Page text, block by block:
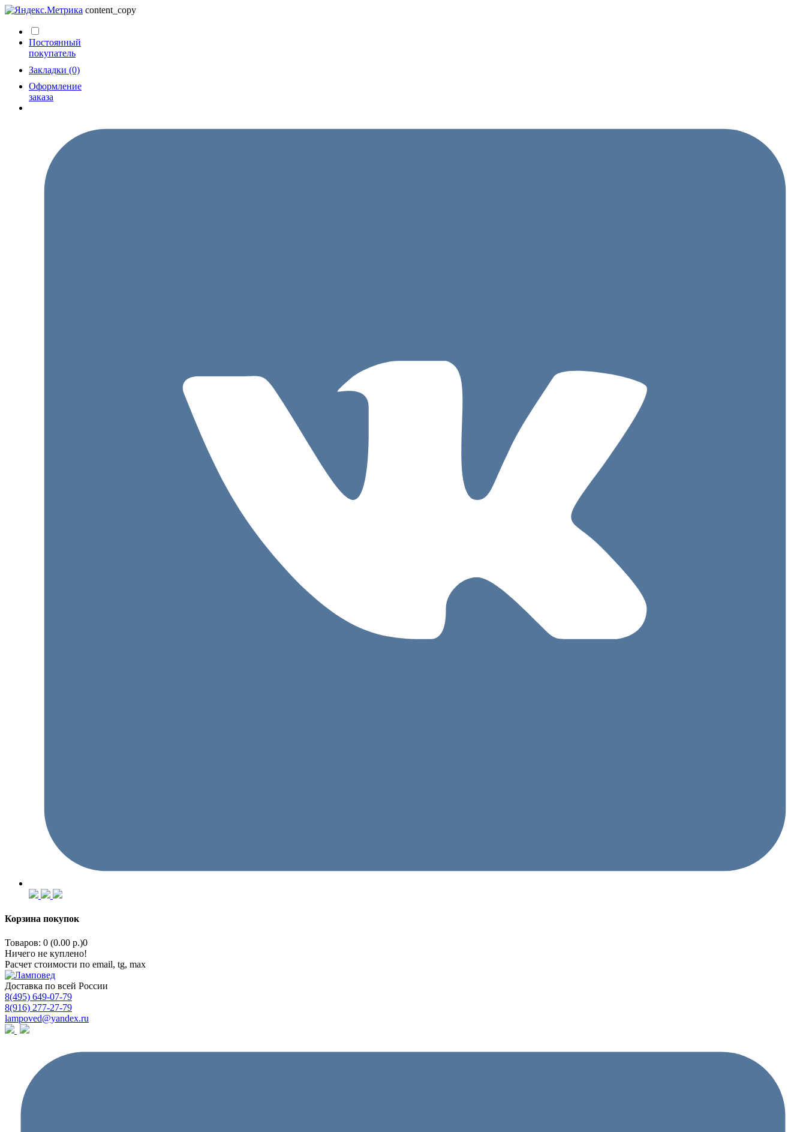
content_copy
Постоянный
покупатель
Закладки (0)
Оформление
заказа
Корзина покупок
Товаров: 0 (0.00 р.)0
Ничего не куплено!
Расчет стоимости по email, tg, max
Доставка по всей России
8(495) 649-07-79
8(916) 277-27-79
lampoved@yandex.ru